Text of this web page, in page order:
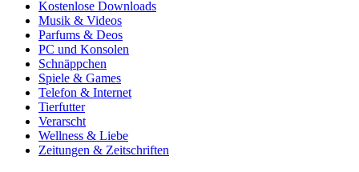
Kostenlose Downloads
Musik & Videos
Parfums & Deos
PC und Konsolen
Schnäppchen
Spiele & Games
Telefon & Internet
Tierfutter
Verarscht
Wellness & Liebe
Zeitungen & Zeitschriften